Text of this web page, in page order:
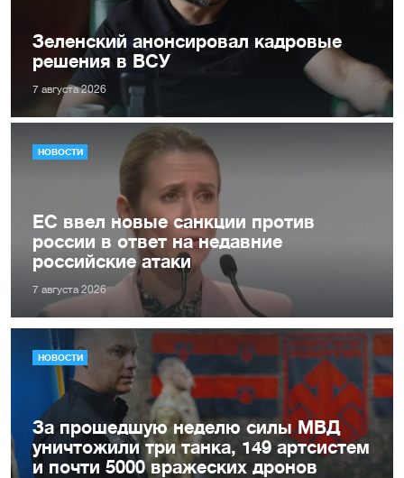
Зеленский анонсировал кадровые
решения в ВСУ
7 августа 2026
НОВОСТИ
ЕС ввел новые санкции против
россии в ответ на недавние
российские атаки
7 августа 2026
НОВОСТИ
За прошедшую неделю силы МВД
уничтожили три танка, 149 артсистем
и почти 5000 вражеских дронов